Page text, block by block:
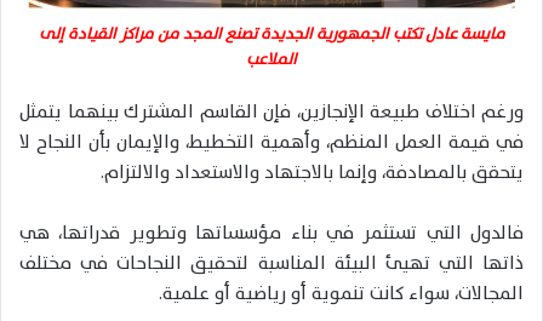
مايسة عادل تكتب الجمهورية الجديدة تصنع المجد من مراكز القيادة إلى
الملاعب
ورغم اختلاف طبيعة الإنجازين، فإن القاسم المشترك بينهما يتمثل
في قيمة العمل المنظم، وأهمية التخطيط، والإيمان بأن النجاح لا
يتحقق بالمصادفة، وإنما بالاجتهاد والاستعداد والالتزام.
فالدول التي تستثمر في بناء مؤسساتها وتطوير قدراتها، هي
ذاتها التي تهيئ البيئة المناسبة لتحقيق النجاحات في مختلف
المجالات، سواء كانت تنموية أو رياضية أو علمية.